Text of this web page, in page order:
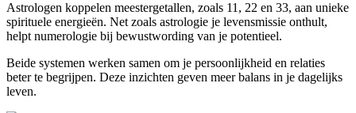
Astrologen koppelen meestergetallen, zoals 11, 22 en 33, aan unieke
spirituele energieën. Net zoals astrologie je levensmissie onthult,
helpt numerologie bij bewustwording van je potentieel.
Beide systemen werken samen om je persoonlijkheid en relaties
beter te begrijpen. Deze inzichten geven meer balans in je dagelijks
leven.